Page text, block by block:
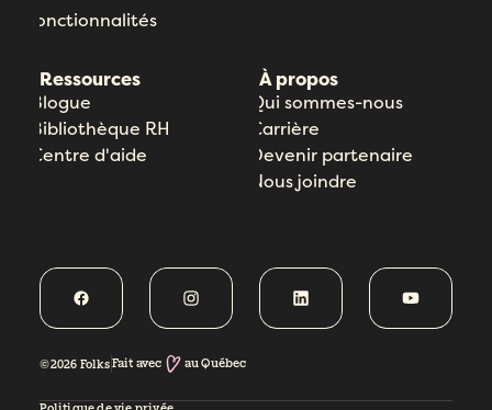
fonctionnalités
Ressources
Blogue
Bibliothèque RH
Centre d'aide
À propos
Qui sommes-nous
Carrière
Devenir partenaire
Nous joindre
©2026 FolksFait avec au Québec
Politique de vie privée